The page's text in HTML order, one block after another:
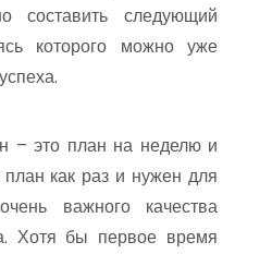
составить следующий
которого можно уже
– это план на неделю и
как раз и нужен для
важного качества
Хотя бы первое время